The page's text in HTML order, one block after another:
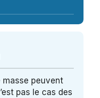
masse peuvent
pas le cas des